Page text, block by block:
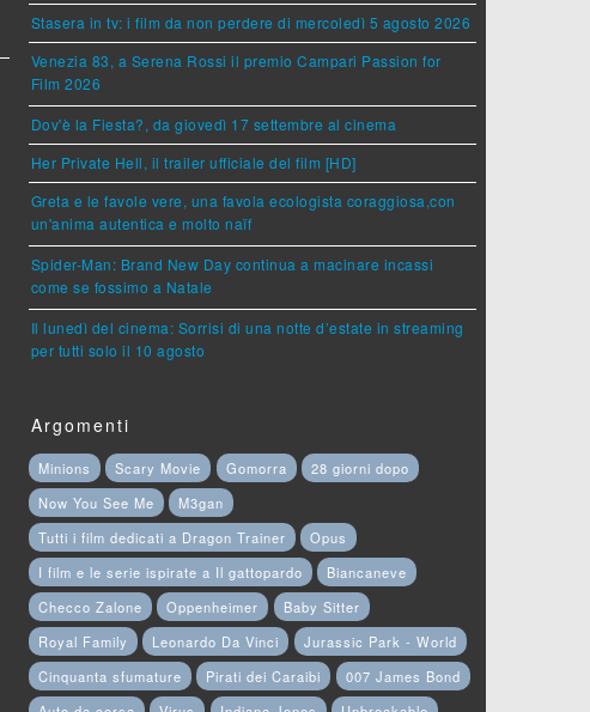
Stasera in tv: i film da non perdere di mercoledì 5 agosto 2026
Venezia 83, a Serena Rossi il premio Campari Passion for
Film 2026
Dov'è la Fiesta?, da giovedì 17 settembre al cinema
Her Private Hell, il trailer ufficiale del film [HD]
Greta e le favole vere, una favola ecologista coraggiosa,con
un'anima autentica e molto naïf
Spider-Man: Brand New Day continua a macinare incassi
come se fossimo a Natale
Il lunedì del cinema: Sorrisi di una notte d’estate in streaming
per tutti solo il 10 agosto
Argomenti
Minions Scary Movie Gomorra
28 giorni dopo
Now You See Me
M3gan
Tutti i film dedicati a Dragon Trainer
Opus
I film e le serie ispirate a Il gattopardo
Biancaneve
Checco Zalone
Oppenheimer
Baby Sitter
Royal Family
Leonardo Da Vinci
Jurassic Park - World
Cinquanta sfumature
Pirati dei Caraibi
007 James Bond